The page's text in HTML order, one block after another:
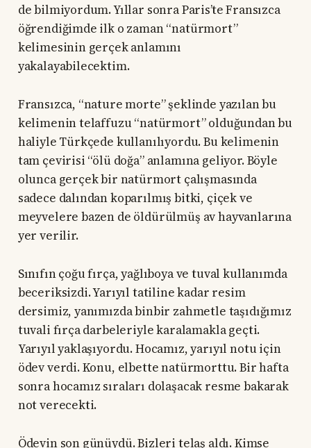
de bilmiyordum. Yıllar sonra Paris’te Fransızca
öğrendiğimde ilk o zaman “natürmort”
kelimesinin gerçek anlamını
yakalayabilecektim.
Fransızca, “nature morte” şeklinde yazılan bu
kelimenin telaffuzu “natürmort” olduğundan bu
haliyle Türkçede kullanılıyordu. Bu kelimenin
tam çevirisi “ölü doğa” anlamına geliyor. Böyle
olunca gerçek bir natürmort çalışmasında
sadece dalından koparılmış bitki, çiçek ve
meyvelere bazen de öldürülmüş av hayvanlarına
yer verilir.
Sınıfın çoğu fırça, yağlıboya ve tuval kullanımda
beceriksizdi. Yarıyıl tatiline kadar resim
dersimiz, yanımızda binbir zahmetle taşıdığımız
tuvali fırça darbeleriyle karalamakla geçti.
Yarıyıl yaklaşıyordu. Hocamız, yarıyıl notu için
ödev verdi. Konu, elbette natürmorttu. Bir hafta
sonra hocamız sıraları dolaşacak resme bakarak
not verecekti.
Ödevin son günüydü. Bizleri telaş aldı. Kimse